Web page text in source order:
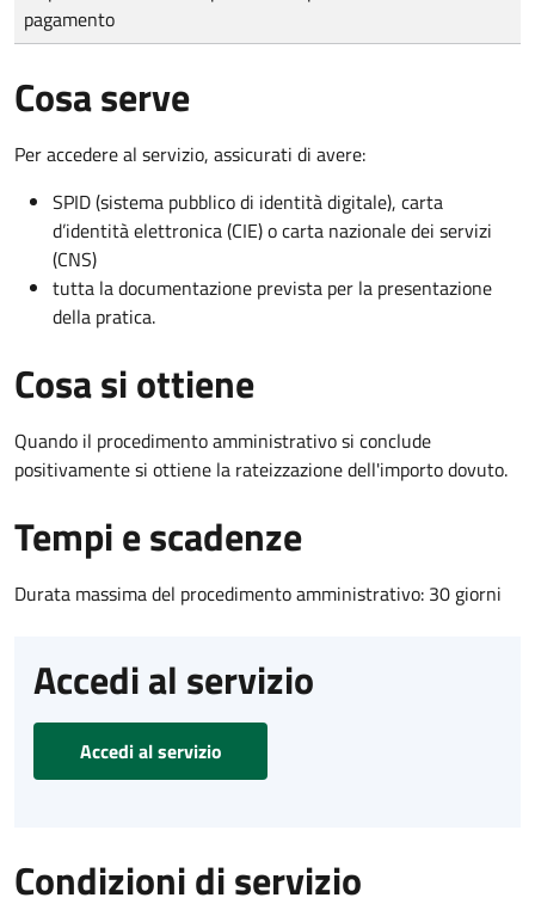
pagamento
Cosa serve
Per accedere al servizio, assicurati di avere:
SPID (sistema pubblico di identità digitale), carta
d’identità elettronica (CIE) o carta nazionale dei servizi
(CNS)
tutta la documentazione prevista per la presentazione
della pratica.
Cosa si ottiene
Quando il procedimento amministrativo si conclude
positivamente si ottiene la rateizzazione dell'importo dovuto.
Tempi e scadenze
Durata massima del procedimento amministrativo: 30 giorni
Accedi al servizio
Accedi al servizio
Condizioni di servizio